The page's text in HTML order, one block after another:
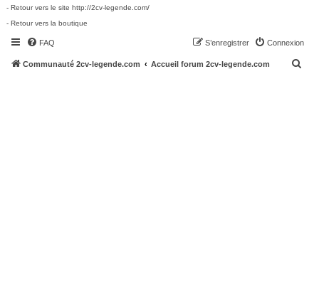
- Retour vers le site http://2cv-legende.com/
- Retour vers la boutique
FAQ Connexion
S’enregistrer
Communauté 2cv-legende.com Accueil forum 2cv-legende.com